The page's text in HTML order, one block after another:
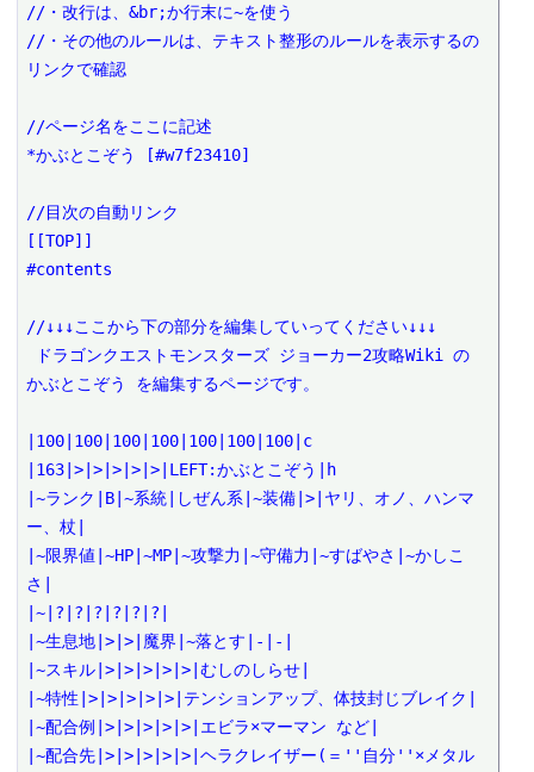
//・改行は、&br;か行末に~を使う
//・その他のルールは、テキスト整形のルールを表示するの
リンクで確認
//ページ名をここに記述
*かぶとこぞう [#w7f23410]
//目次の自動リンク
[[TOP]]
#contents
//↓↓↓ここから下の部分を編集していってください↓↓↓
かぶとこぞう を編集するページです。
|100|100|100|100|100|100|100|c
|163|>|>|>|>|>|LEFT:かぶとこぞう|h
|~ランク|B|~系統|しぜん系|~装備|>|ヤリ、オノ、ハンマ
ー、杖|
|~限界値|~HP|~MP|~攻撃力|~守備力|~すばやさ|~かしこ
さ|
|~|?|?|?|?|?|?|
|~生息地|>|>|魔界|~落とす|-|-|
|~スキル|>|>|>|>|>|むしのしらせ|
|~特性|>|>|>|>|>|テンションアップ、体技封じブレイク|
|~配合例|>|>|>|>|>|エビラ×マーマン など|
|~配合先|>|>|>|>|>|ヘラクレイザー(＝''自分''×メタル